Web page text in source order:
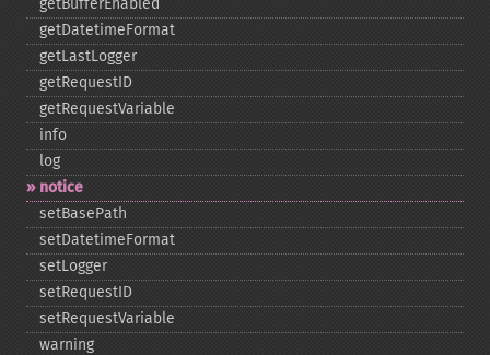
getBufferEnabled
getDatetimeFormat
getLastLogger
getRequestID
getRequestVariable
info
log
notice
setBasePath
setDatetimeFormat
setLogger
setRequestID
setRequestVariable
warning